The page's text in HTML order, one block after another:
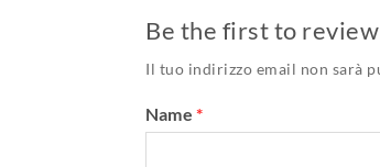
Be the first to
Il tuo indirizzo email non sarà
Name *